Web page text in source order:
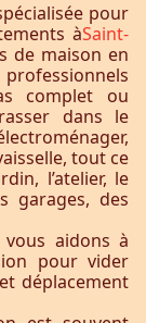
pour
àSaint-
de maison en
complet ou
dans le
tout ce
l’atelier, le
garages, des
vous aidons à
pour vider
déplacement